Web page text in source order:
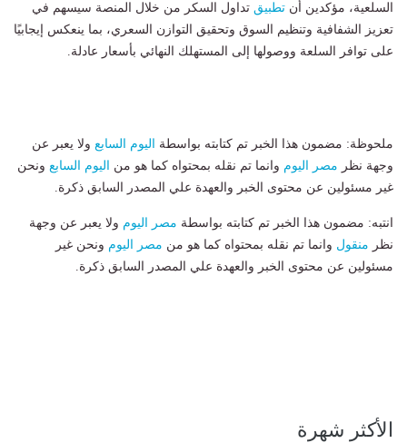
السلعية، مؤكدين أن تطبيق تداول السكر من خلال المنصة سيسهم في
تعزيز الشفافية وتنظيم السوق وتحقيق التوازن السعري، بما ينعكس إيجابيًا
على توافر السلعة ووصولها إلى المستهلك النهائي بأسعار عادلة.
ملحوظة: مضمون هذا الخبر تم كتابته بواسطة اليوم السابع ولا يعبر عن
وجهة نظر مصر اليوم وانما تم نقله بمحتواه كما هو من اليوم السابع ونحن
غير مسئولين عن محتوى الخبر والعهدة علي المصدر السابق ذكرة.
انتبه: مضمون هذا الخبر تم كتابته بواسطة مصر اليوم ولا يعبر عن وجهة
نظر منقول وانما تم نقله بمحتواه كما هو من مصر اليوم ونحن غير
مسئولين عن محتوى الخبر والعهدة علي المصدر السابق ذكرة.
الأكثر شهرة